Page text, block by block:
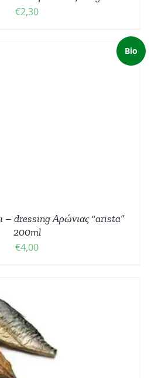
€2,30
Bio
– dressing Αρώνιας “arista”
200ml
€4,00